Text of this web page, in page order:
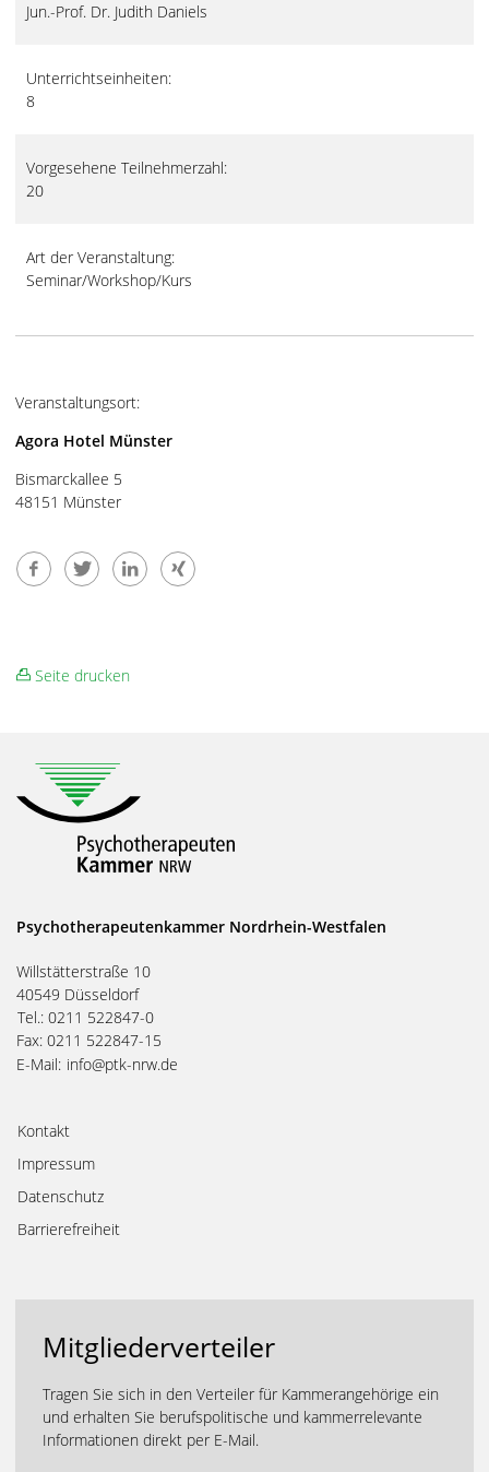
Jun.-Prof. Dr. Judith Daniels
Unterrichtseinheiten:
8
Vorgesehene Teilnehmerzahl:
20
Art der Veranstaltung:
Seminar/Workshop/Kurs
Veranstaltungsort:
Agora Hotel Münster
Bismarckallee 5
48151 Münster
Seite drucken
Psychotherapeutenkammer Nordrhein-Westfalen
Willstätterstraße 10
40549 Düsseldorf
Tel.: 0211 522847-0
Fax: 0211 522847-15
E-Mail: info@ptk-nrw.de
Kontakt
Impressum
Datenschutz
Barrierefreiheit
Mitgliederverteiler
Tragen Sie sich in den Verteiler für Kammerangehörige ein
und erhalten Sie berufspolitische und kammerrelevante
Informationen direkt per E-Mail.